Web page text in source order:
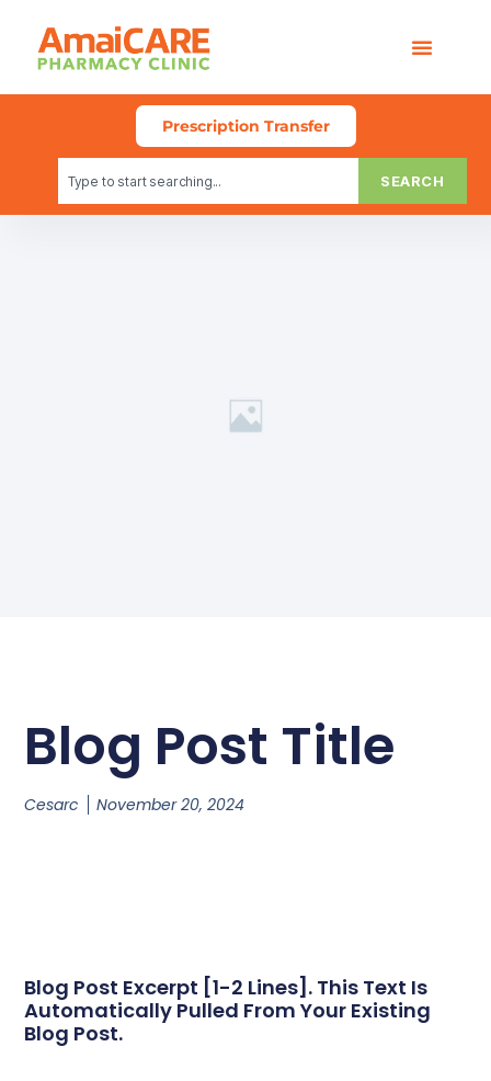
Prescription Transfer
SEARCH
Blog Post Title
Cesarc November 20, 2024
Blog Post Excerpt [1-2 Lines]. This Text Is
Automatically Pulled From Your Existing
Blog Post.